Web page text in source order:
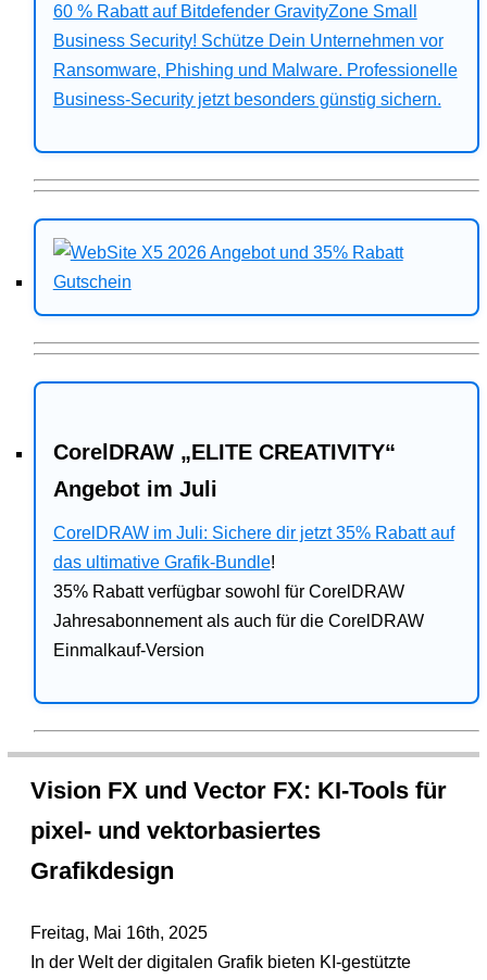
60 % Rabatt auf Bitdefender GravityZone Small
Business Security! Schütze Dein Unternehmen vor
Ransomware, Phishing und Malware. Professionelle
Business-Security jetzt besonders günstig sichern.
CorelDRAW „ELITE CREATIVITY“
Angebot im Juli
CorelDRAW im Juli: Sichere dir jetzt 35% Rabatt auf
das ultimative Grafik-Bundle!
35% Rabatt verfügbar sowohl für CorelDRAW
Jahresabonnement als auch für die CorelDRAW
Einmalkauf-Version
Vision FX und Vector FX: KI-Tools für
pixel- und vektorbasiertes
Grafikdesign
Freitag, Mai 16th, 2025
In der Welt der digitalen Grafik bieten KI-gestützte